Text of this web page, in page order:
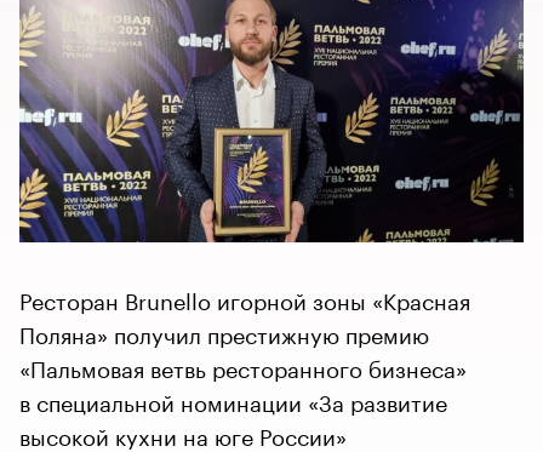
Ресторан Brunello игорной зоны «Красная
Поляна» получил престижную премию
«Пальмовая ветвь ресторанного бизнеса»
в специальной номинации «За развитие
высокой кухни на юге России»